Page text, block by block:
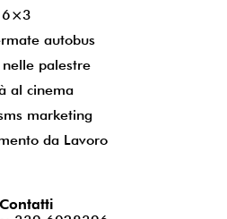
6×3
autobus
palestre
al cinema
marketing
da Lavoro
Contatti